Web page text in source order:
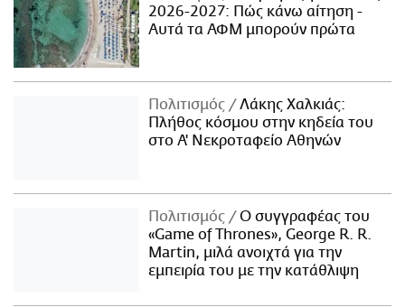
2026-2027: Πώς κάνω αίτηση -
Αυτά τα ΑΦΜ μπορούν πρώτα
Πολιτισμός
Λάκης Χαλκιάς:
Πλήθος κόσμου στην κηδεία του
στο Α' Νεκροταφείο Αθηνών
Πολιτισμός
Ο συγγραφέας του
«Game of Thrones», George R. R.
Martin, μιλά ανοιχτά για την
εμπειρία του με την κατάθλιψη